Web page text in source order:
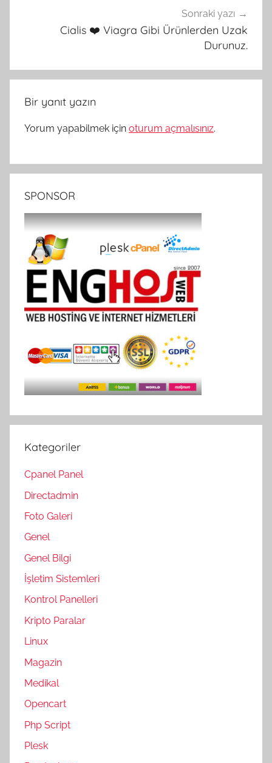
Sonraki yazı
Cialis ❤️ Viagra Gibi Ürünlerden Uzak
Durunuz.
Bir yanıt yazın
Yorum yapabilmek için oturum açmalısınız.
SPONSOR
Kategoriler
Cpanel Panel
Directadmin
Foto Galeri
Genel
Genel Bilgi
İşletim Sistemleri
Kontrol Panelleri
Kripto Paralar
Linux
Magazin
Medikal
Opencart
Php Script
Plesk